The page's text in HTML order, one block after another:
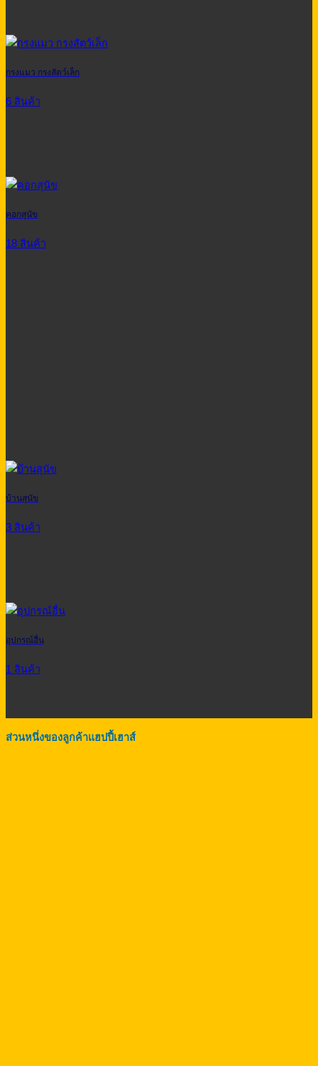
กรงแมว กรงสัตว์เล็ก
6 สินค้า
คอกสุนัข
18 สินค้า
บ้านสุนัข
3 สินค้า
อุปกรณ์อื่น
1 สินค้า
ส่วนหนึ่งของลูกค้าแฮปปี้เฮาส์